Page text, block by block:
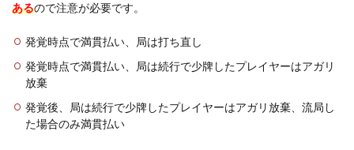
あるので注意が必要です。
発覚時点で満貫払い、局は打ち直し
発覚時点で満貫払い、局は続行で少牌したプレイヤーはアガリ
放棄
発覚後、局は続行で少牌したプレイヤーはアガリ放棄、流局し
た場合のみ満貫払い